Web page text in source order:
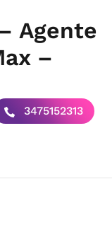
Agente
–
3475152313